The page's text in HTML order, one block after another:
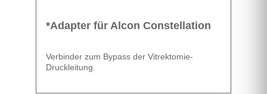
*Adapter für Alcon Constellation
Verbinder zum Bypass der Vitrektomie-
Druckleitung.